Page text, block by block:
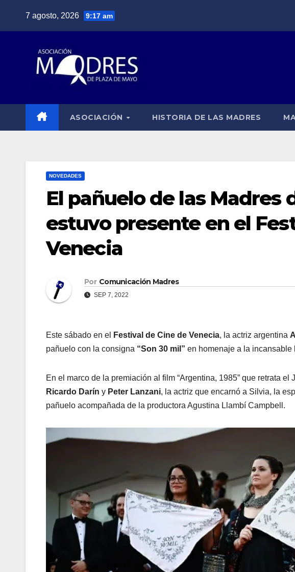
7 agosto, 2026 9:17 am
ASOCIACIÓN HISTORIA DE LAS MADRES
NOVEDADES
El pañuelo de las Madres
estuvo presente en el
Venecia
Por Comunicación Madres
SEP 7, 2022
Este sábado en el Festival de Cine de Venecia, la actriz argentina
pañuelo con la consigna “Son 30 mil” en homenaje a la incansable
En el marco de la premiación al film “Argentina, 1985” que retrata
Ricardo Darín y Peter Lanzani, la actriz que encarnó a Silvia, la
pañuelo acompañada de la productora Agustina Llambí Campbell.